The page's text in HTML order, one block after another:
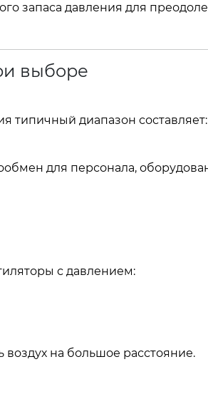
запаса давления для
выборе
типичный диапазон составляет:
для персонала,
с давлением:
на большое расстояние.